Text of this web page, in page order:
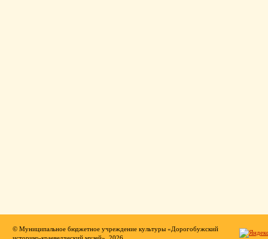
© Муниципальное бюджетное учреждение культуры «Дорогобужский